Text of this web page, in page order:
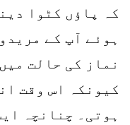
کہ پاؤں کٹوا
ہوئے آپ کے
نماز کی حالت
کیونکہ اس وقت
ہوتی۔ چنانچہ